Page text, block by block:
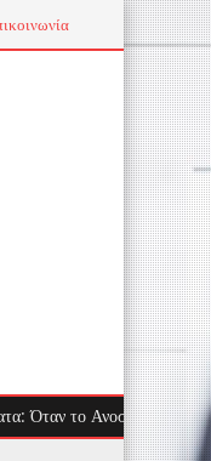
Ανοσοποιητικό Στρέφεται